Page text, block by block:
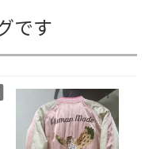
です